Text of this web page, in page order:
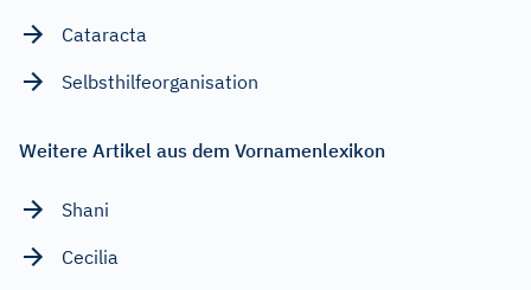
Cataracta
Selbsthilfeorganisation
Weitere Artikel aus dem Vornamenlexikon
Shani
Cecilia